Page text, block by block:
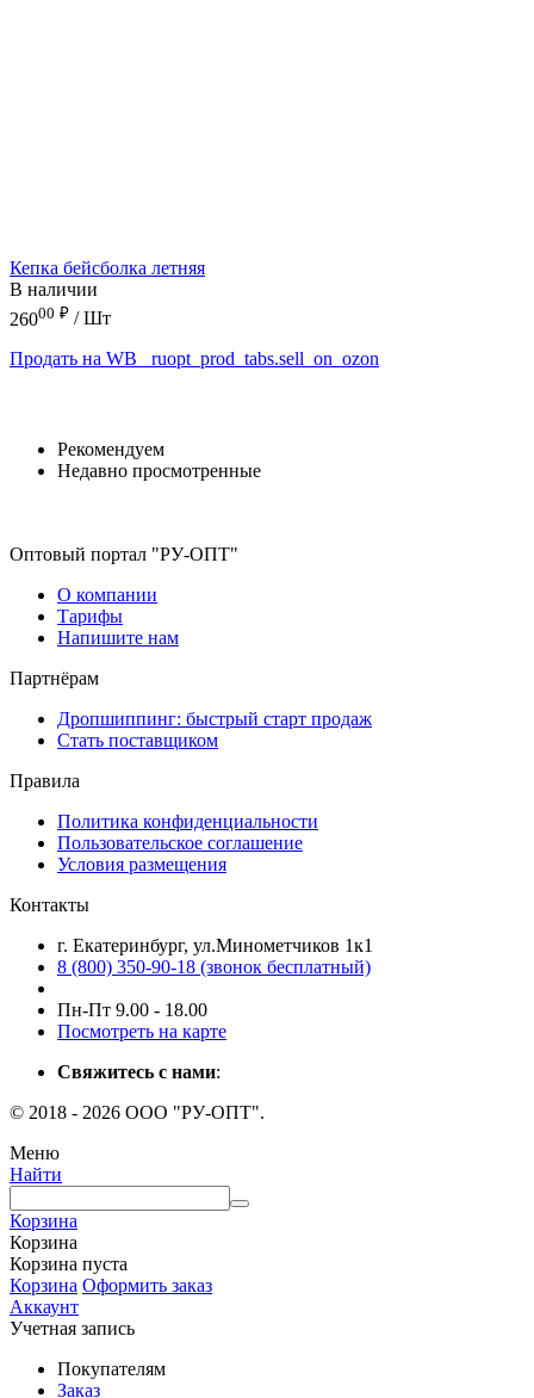
Кепка бейсболка летняя
В наличии
26000 ₽ / Шт
Продать на WB
_ruopt_prod_tabs.sell_on_ozon
Рекомендуем
Недавно просмотренные
Оптовый портал "РУ-ОПТ"
О компании
Тарифы
Напишите нам
Партнёрам
Дропшиппинг: быстрый старт продаж
Стать поставщиком
Правила
Политика конфиденциальности
Пользовательское соглашение
Условия размещения
Контакты
г. Екатеринбург, ул.Минометчиков 1к1
8 (800) 350-90-18 (звонок бесплатный)
Пн-Пт 9.00 - 18.00
Посмотреть на карте
Свяжитесь с нами:
© 2018 - 2026 ООО "РУ-ОПТ".
Меню
Найти
Корзина
Корзина
Корзина пуста
Корзина Оформить заказ
Аккаунт
Учетная запись
Покупателям
Заказ